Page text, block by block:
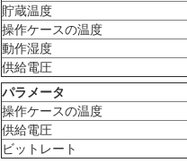
貯蔵温度
操作ケースの温度
動作湿度
供給電圧
パラメータ
操作ケースの温度
供給電圧
ビットレート